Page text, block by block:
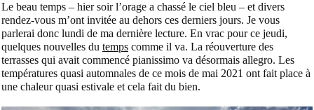
Le beau temps – hier soir l’orage a chassé le ciel bleu – et divers
rendez-vous m’ont invitée au dehors ces derniers jours. Je vous
parlerai donc lundi de ma dernière lecture. En vrac pour ce jeudi,
quelques nouvelles du temps comme il va. La réouverture des
terrasses qui avait commencé pianissimo va désormais allegro. Les
températures quasi automnales de ce mois de mai 2021 ont fait place à
une chaleur quasi estivale et cela fait du bien.